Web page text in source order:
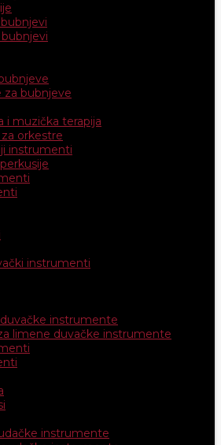
za bubnjeve
i muzička terapija
orkestre
instrumenti
instrumenti
instrumente
limene duvačke instrumente
instrumente